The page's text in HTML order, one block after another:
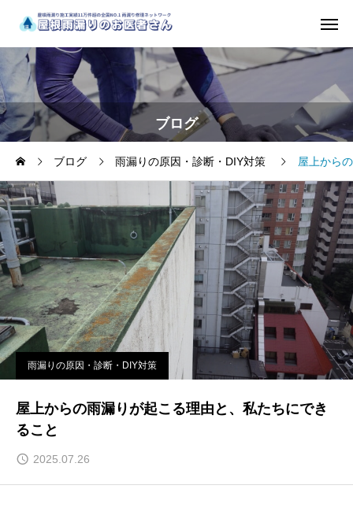
ブログ
ブログ 雨漏りの原因・診断・DIY対策 屋上から
雨漏りの原因・診断・DIY対策
屋上からの雨漏りが起こる理由と、私たちにでき
ること
2025.07.26